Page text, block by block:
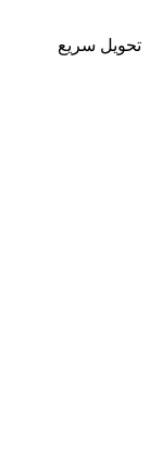
تحویل سریع